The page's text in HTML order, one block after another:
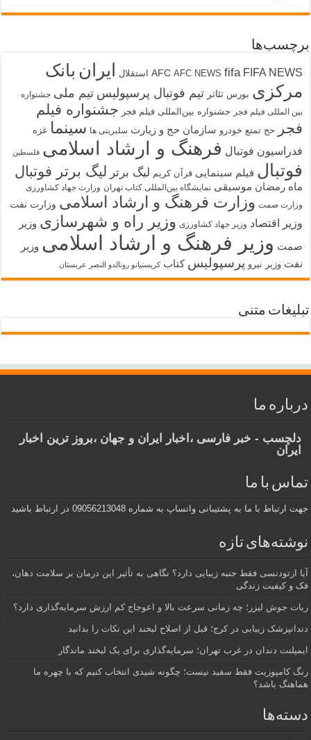
برچسب‌ها
AFC AFC NEWS fifa FIFA NEWS استقلال ایران بانک
مرکزی بورس تئاتر تیم فوتبال پرسپولیس تیم ملی جشنواره
بین المللی فیلم فجر جشنواره بین‌المللی فیلم فجر جشنواره فیلم
فجر
حج تمتع خودرو سازمان حج و زیارت سلبریتی ها سینما غزه
فدراسیون فوتبال فرهنگ و ارشاد اسلامی فلسطین
فوتبال فیلم سینمایی قرآن کریم لیگ برتر لیگ برتر فوتبال
ماه رمضان موسیقی نمایشگاه بین‌المللی کتاب تهران وزارت جهاد کشاورزی
وزارت صمت وزارت فرهنگ و ارشاد اسلامی وزارت نفت
وزیر اقتصاد وزیر جهاد کشاورزی وزیر راه و شهرسازی وزیر
صمت وزیر فرهنگ و ارشاد اسلامی وزیر
نفت وزیر نیرو پرسپولیس کتاب کریستیانو رونالدو النصر عربستان
تبلیغات متنی
درباره ما
دلچسب - خبر فارسی ،اخبار ایران و جهان ،بروز ترین اخبار
ایران
تماس با ما
جهت ارتباط با ما به پشتیبانی واتساپ به شماره 09056213048 در ارتباط باشید
نوشته‌های تازه
آیا ارتودنسی فقط جنبه زیبایی دارد؟ نگاهی به تأثیر این درمان بر سلامت دهان،
فک و کیفیت زندگی
ربات جوش لیزر؛ چه زمانی سرعت بالا و اعوجاج کم ارزش سرمایه‌گذاری دارد؟
دندانپزشک زیبایی در کرج؛ قبل از اصلاح لبخند این نکات را بدانید
ایمپلنت دندان در غرب تهران؛ سرمایه‌گذاری برای یک لبخند ماندگار
رنگ کامپوزیت فقط سفید نیست؛ چگونه شیدی انتخاب کنیم که با چهره ما
هماهنگ باشد؟
دسته‌ها